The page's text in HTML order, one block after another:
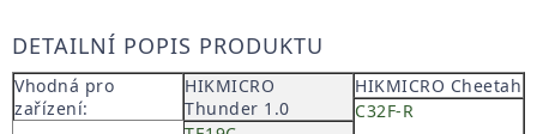
DETAILNÍ POPIS PRODUKTU
Vhodná pro
zařízení:
HIKMICRO
Thunder 1.0
HIKMICRO Cheetah
C32F-R